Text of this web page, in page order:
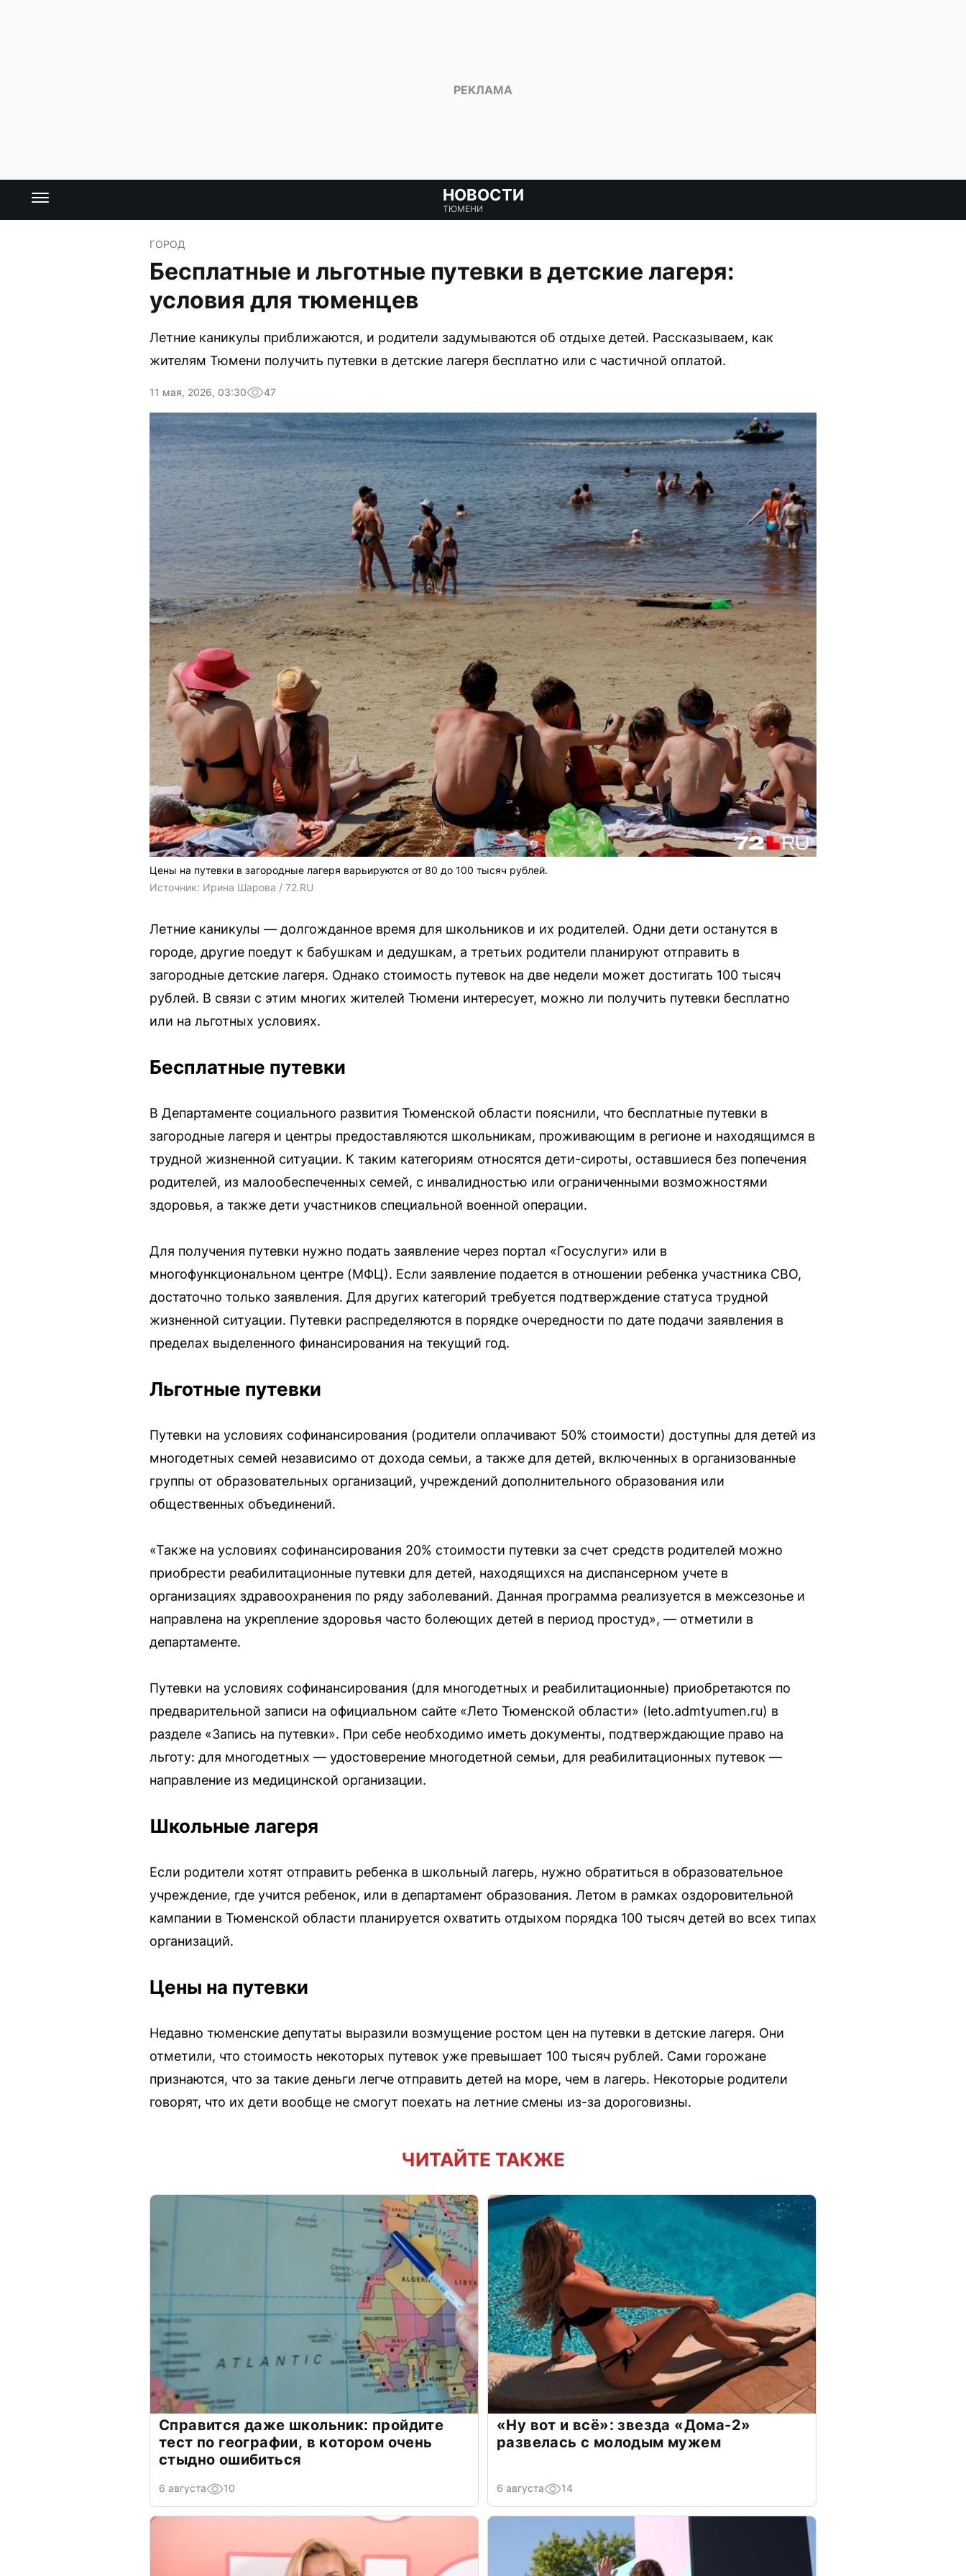
НОВОСТИ
ТЮМЕНИ
ГОРОД
Бесплатные и льготные путевки в детские лагеря:
условия для тюменцев
Летние каникулы приближаются, и родители задумываются об отдыхе детей. Рассказываем, как
жителям Тюмени получить путевки в детские лагеря бесплатно или с частичной оплатой.
11 мая, 2026, 03:30 47
Цены на путевки в загородные лагеря варьируются от 80 до 100 тысяч рублей.
Источник: Ирина Шарова / 72.RU
Летние каникулы — долгожданное время для школьников и их родителей. Одни дети останутся в
городе, другие поедут к бабушкам и дедушкам, а третьих родители планируют отправить в
загородные детские лагеря. Однако стоимость путевок на две недели может достигать 100 тысяч
рублей. В связи с этим многих жителей Тюмени интересует, можно ли получить путевки бесплатно
или на льготных условиях.
Бесплатные путевки
В Департаменте социального развития Тюменской области пояснили, что бесплатные путевки в
загородные лагеря и центры предоставляются школьникам, проживающим в регионе и находящимся в
трудной жизненной ситуации. К таким категориям относятся дети-сироты, оставшиеся без попечения
родителей, из малообеспеченных семей, с инвалидностью или ограниченными возможностями
здоровья, а также дети участников специальной военной операции.
Для получения путевки нужно подать заявление через портал «Госуслуги» или в
многофункциональном центре (МФЦ). Если заявление подается в отношении ребенка участника СВО,
достаточно только заявления. Для других категорий требуется подтверждение статуса трудной
жизненной ситуации. Путевки распределяются в порядке очередности по дате подачи заявления в
пределах выделенного финансирования на текущий год.
Льготные путевки
Путевки на условиях софинансирования (родители оплачивают 50% стоимости) доступны для детей из
многодетных семей независимо от дохода семьи, а также для детей, включенных в организованные
группы от образовательных организаций, учреждений дополнительного образования или
общественных объединений.
«Также на условиях софинансирования 20% стоимости путевки за счет средств родителей можно
приобрести реабилитационные путевки для детей, находящихся на диспансерном учете в
организациях здравоохранения по ряду заболеваний. Данная программа реализуется в межсезонье и
направлена на укрепление здоровья часто болеющих детей в период простуд», — отметили в
департаменте.
Путевки на условиях софинансирования (для многодетных и реабилитационные) приобретаются по
предварительной записи на официальном сайте «Лето Тюменской области» (leto.admtyumen.ru) в
разделе «Запись на путевки». При себе необходимо иметь документы, подтверждающие право на
льготу: для многодетных — удостоверение многодетной семьи, для реабилитационных путевок —
направление из медицинской организации.
Школьные лагеря
Если родители хотят отправить ребенка в школьный лагерь, нужно обратиться в образовательное
учреждение, где учится ребенок, или в департамент образования. Летом в рамках оздоровительной
кампании в Тюменской области планируется охватить отдыхом порядка 100 тысяч детей во всех типах
организаций.
Цены на путевки
Недавно тюменские депутаты выразили возмущение ростом цен на путевки в детские лагеря. Они
отметили, что стоимость некоторых путевок уже превышает 100 тысяч рублей. Сами горожане
признаются, что за такие деньги легче отправить детей на море, чем в лагерь. Некоторые родители
говорят, что их дети вообще не смогут поехать на летние смены из-за дороговизны.
ЧИТАЙТЕ ТАКЖЕ
Справится даже школьник: пройдите
тест по географии, в котором очень
стыдно ошибиться
6 августа 10
«Ну вот и всё»: звезда «Дома-2»
развелась с молодым мужем
6 августа 14